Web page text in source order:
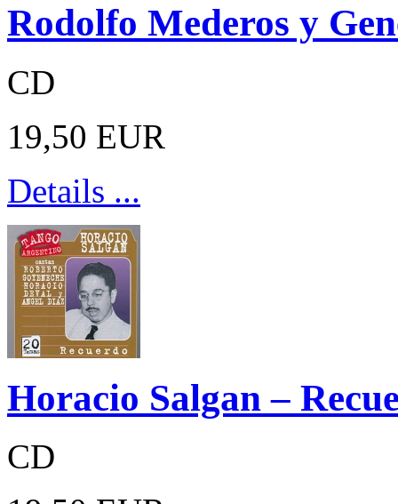
Rodolfo Mederos y
CD
19,50 EUR
Details ...
Horacio Salgan –
CD